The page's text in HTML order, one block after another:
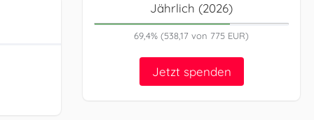
Jährlich (2026)
69,4% (538,17 von 775 EUR)
Jetzt spenden